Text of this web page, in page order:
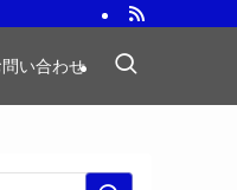
問い合わせ